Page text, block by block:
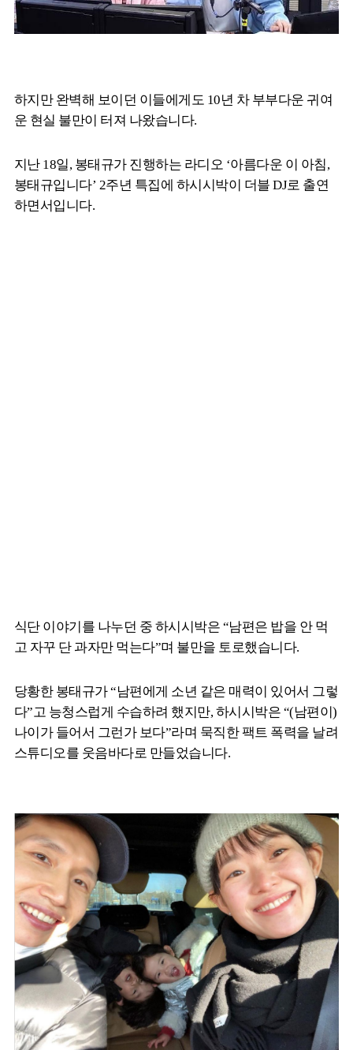
하지만 완벽해 보이던 이들에게도 10년 차 부부다운 귀여
운 현실 불만이 터져 나왔습니다.
지난 18일, 봉태규가 진행하는 라디오 ‘아름다운 이 아침,
봉태규입니다’ 2주년 특집에 하시시박이 더블 DJ로 출연
하면서입니다.
식단 이야기를 나누던 중 하시시박은 “남편은 밥을 안 먹
고 자꾸 단 과자만 먹는다”며 불만을 토로했습니다.
당황한 봉태규가 “남편에게 소년 같은 매력이 있어서 그렇
다”고 능청스럽게 수습하려 했지만, 하시시박은 “(남편이)
나이가 들어서 그런가 보다”라며 묵직한 팩트 폭력을 날려
스튜디오를 웃음바다로 만들었습니다.